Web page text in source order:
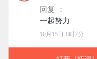
回复 ：
10月15日 8时2分